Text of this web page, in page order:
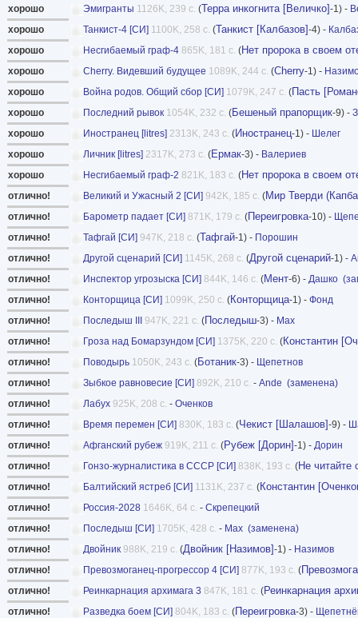
хорошо Эмигранты 1126K, 239 с. (Терра инкогнита [Величко]-1) -
хорошо
Танкист-4 [СИ] 1100K, 258 с. (Танкист [Калбазов]-4) -
хорошо
Несгибаемый граф-4 865K, 181 с. (Нет пророка в своем
хорошо Cherry. Видевший будущее 1089K, 244 с. (Cherry-1) -
хорошо
Война родов. Общий сбор [СИ] 1079K, 247 с. (Пасть
хорошо Последний рывок 1054K, 232 с. (Бешеный прапорщик-9) -
хорошо
Иностранец [litres] 2313K, 243 с. (Иностранец-1) - Шелег
хорошо
Личник [litres] 2317K, 273 с. (Ермак-3) - Валериев
хорошо
Несгибаемый граф-2 821K, 183 с. (Нет пророка в своем
отлично! Великий и Ужасный 2 [СИ] 942K, 185 с. (Мир Тверди
отлично! Барометр падает [СИ] 871K, 179 с. (Переигровка-10) -
отлично!
Тафгай [СИ] 947K, 218 с. (Тафгай-1) - Порошин
отлично!
Другой сценарий [СИ] 1145K, 268 с. (Другой сценарий-1) -
отлично!
Инспектор угрозыска [СИ] 844K, 146 с. (Мент-6) - Дашко
отлично!
Конторщица [СИ] 1099K, 250 с. (Конторщица-1) - Фонд
отлично!
Последыш III 947K, 221 с. (Последыш-3) - Мах
отлично!
Гроза над Бомарзундом [СИ] 1375K, 220 с. (Константин
отлично! Поводырь 1050K, 243 с. (Ботаник-3) - Щепетнов
отлично!
Зыбкое равновесие [СИ] 892K, 210 с. - Ande (заменена)
отлично!
Лабух 925K, 208 с. - Оченков
отлично!
Время перемен [СИ] 830K, 183 с. (Чекист [Шалашов]-9) -
отлично!
Афганский рубеж 919K, 211 с. (Рубеж [Дорин]-1) - Дорин
отлично!
Гонзо-журналистика в СССР [СИ] 838K, 193 с. (Не читайте
отлично! Балтийский ястреб [СИ] 1131K, 237 с. (Константин
отлично! Россия-2028 1646K, 64 с. - Скрепецкий
отлично!
Последыш [СИ] 1705K, 428 с. - Мах (заменена)
отлично!
Двойник 988K, 219 с. (Двойник [Назимов]-1) - Назимов
отлично!
Превозмоганец-прогрессор 4 [СИ] 877K, 193 с. (
отлично! Реинкарнация архимага 3 847K, 181 с. (Реинкарнация
отлично! Разведка боем [СИ] 804K, 183 с. (Переигровка-3) -